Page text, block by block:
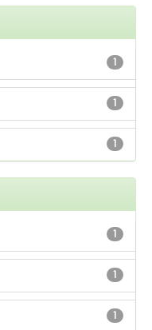
1
1
1
1
1
1